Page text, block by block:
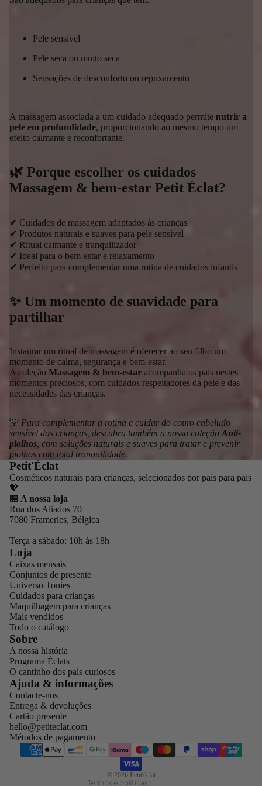
Pele sensível
Pele seca ou muito seca
Sensações de desconforto ou repuxamento
A massagem associada a um cuidado adequado permite nutrir a
pele em profundidade, proporcionando ao mesmo tempo um
efeito calmante e reconfortante.
🌿 Porque escolher os cuidados
Massagem & bem-estar Petit Éclat?
✔ Cuidados de massagem adaptados às crianças
✔ Produtos naturais e suaves para pele sensível
✔ Ritual calmante e tranquilizador
✔ Ideal para o bem-estar e relaxamento
✔ Perfeito para complementar uma rotina de cuidados infantis
✨ Um momento de suavidade para
partilhar
Instaurar um ritual de massagem é oferecer ao seu filho um
momento de calma, segurança e bem-estar.
A coleção Massagem & bem-estar acompanha os pais nestes
momentos preciosos, com cuidados respeitadores da pele e das
necessidades das crianças.
💡 Para complementar a rotina e cuidar do couro cabeludo
sensível das crianças, descubra também a nossa coleção Anti-
piolhos , com soluções naturais e suaves para tratar e prevenir
piolhos com total tranquilidade.
Petit'Éclat
Cosméticos naturais para crianças, selecionados por pais para pais
💖
🏪 A nossa loja
Rua dos Aliados 70
7080 Frameries, Bélgica
Terça a sábado: 10h às 18h
Loja
Caixas mensais
Conjuntos de presente
Universo Tonies
Cuidados para crianças
Maquilhagem para crianças
Mais vendidos
Todo o catálogo
Sobre
A nossa história
Programa Éclats
O cantinho dos pais curiosos
Ajuda & informações
Contacte-nos
Entrega & devoluções
Cartão presente
hello@petiteclat.com
Métodos de pagamento
© 2026 Petit'éclat
Termos e políticas
Política de privacidade
Termos do serviço
Política de reembolso
Política de envio
Aviso legal